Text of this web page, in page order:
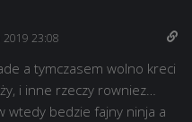
2019 23:08
a tymczasem wolno kreci
i inne rzeczy rowniez…
wtedy bedzie fajny ninja a